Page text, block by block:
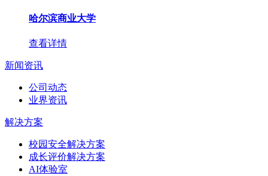
哈尔滨商业大学
查看详情
新闻资讯
公司动态
业界资讯
解决方案
校园安全解决方案
成长评价解决方案
AI体验室